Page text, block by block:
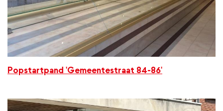
Popstartpand 'Gemeentestraat 84-86'